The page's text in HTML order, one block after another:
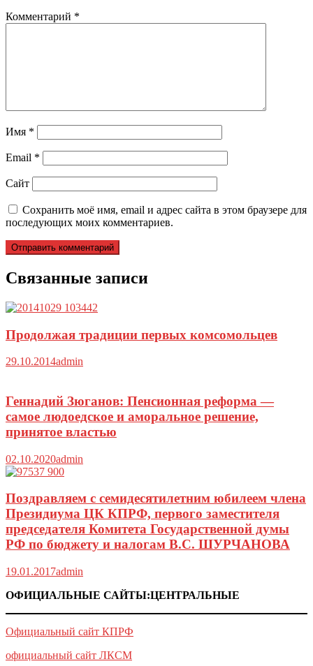
Комментарий *
Имя *
Email *
Сайт
Сохранить моё имя, email и адрес сайта в этом браузере для
последующих моих комментариев.
Связанные записи
Продолжая традиции первых комсомольцев
29.10.2014admin
Геннадий Зюганов: Пенсионная реформа —
самое людоедское и аморальное решение,
принятое властью
02.10.2020admin
Поздравляем с семидесятилетним юбилеем члена
Президиума ЦК КПРФ, первого заместителя
председателя Комитета Государственной думы
РФ по бюджету и налогам В.С. ШУРЧАНОВА
19.01.2017admin
ОФИЦИАЛЬНЫЕ САЙТЫ:ЦЕНТРАЛЬНЫЕ
Официальный сайт КПРФ
официальный сайт ЛКСМ